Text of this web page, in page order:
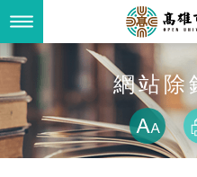
到
要
內最新消息
全部公告
教務公告
關於本校
空大簡介
行政單位
網站除
放大